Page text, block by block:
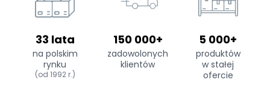
33 lata
na polskim
rynku
(od 1992 r.)
150 000+
zadowolonych
klientów
5 000+
produktów
w stałej
ofercie